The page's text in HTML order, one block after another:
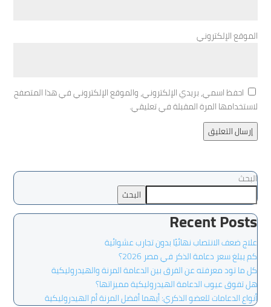
البحث
البحث
Recent Posts
علاج ضعف الانتصاب نهائيًا بدون تجارب عشوائية
كم يبلغ سعر دعامة الذكر في مصر 2026؟
كل ما تود معرفته عن الفرق بين الدعامة المرنة والهيدروليكية
هل تفوق عيوب الدعامة الهيدروليكية مميزاتها؟
أنواع الدعامات للعضو الذكري: أيهما أفضل المرنة أم الهيدروليكية
الموقع الإلكتروني
احفظ اسمي، بريدي الإلكتروني، والموقع الإلكتروني في هذا المتصفح
لاستخدامها المرة المقبلة في تعليقي.
إرسال التعليق